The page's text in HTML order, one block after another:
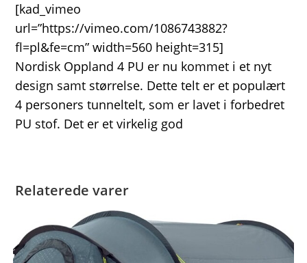
[kad_vimeo
url=”https://vimeo.com/1086743882?
fl=pl&fe=cm” width=560 height=315]
Nordisk Oppland 4 PU er nu kommet i et nyt
design samt størrelse. Dette telt er et populært
4 personers tunneltelt, som er lavet i forbedret
PU stof. Det er et virkelig god
Relaterede varer